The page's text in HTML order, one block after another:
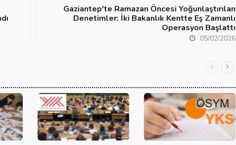
Gaziantep'te Ramazan Öncesi Yoğunlaştırılan
Denetimler: İki Bakanlık Kentte Eş Zamanlı
Operasyon Başlattı
05/02/2026